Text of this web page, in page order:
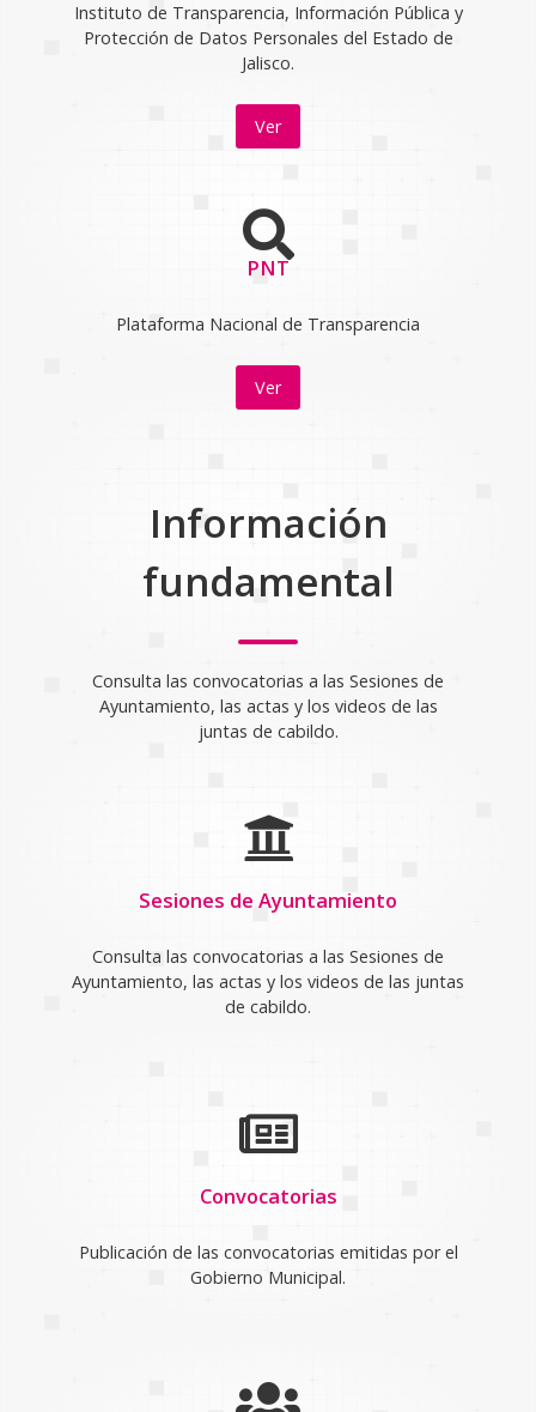
Instituto de Transparencia, Información Pública y
Protección de Datos Personales del Estado de
Jalisco.
Ver
PNT
Plataforma Nacional de Transparencia
Ver
Información
fundamental
Consulta las convocatorias a las Sesiones de
Ayuntamiento, las actas y los videos de las
juntas de cabildo.
Sesiones de Ayuntamiento
Consulta las convocatorias a las Sesiones de
Ayuntamiento, las actas y los videos de las juntas
de cabildo.
Convocatorias
Publicación de las convocatorias emitidas por el
Gobierno Municipal.